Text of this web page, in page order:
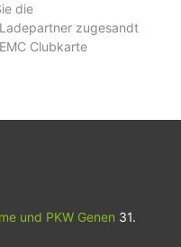
die
zugesandt
Clubkarte
und PKW Genen 31.